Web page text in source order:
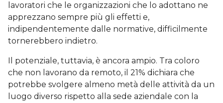
lavoratori che le organizzazioni che lo adottano ne
apprezzano sempre più gli effetti e,
indipendentemente dalle normative, difficilmente
tornerebbero indietro.
Il potenziale, tuttavia, è ancora ampio. Tra coloro
che non lavorano da remoto, il 21% dichiara che
potrebbe svolgere almeno metà delle attività da un
luogo diverso rispetto alla sede aziendale con la